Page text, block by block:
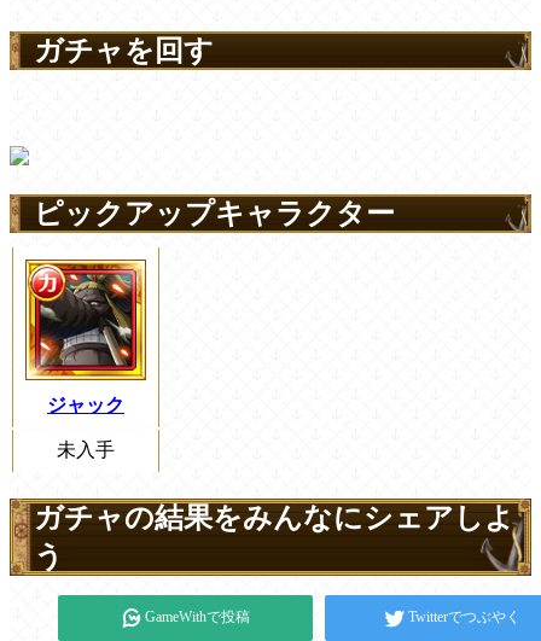
ガチャを回す
ピックアップキャラクター
ジャック
未入手
ガチャの結果をみんなにシェアしよ
う
GameWithで投稿 Twitterでつぶやく